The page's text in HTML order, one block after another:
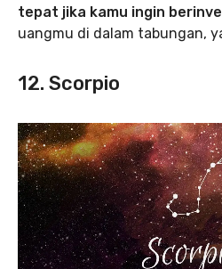
tepat jika kamu ingin
uangmu di dalam tabungan,
12. Scorpio